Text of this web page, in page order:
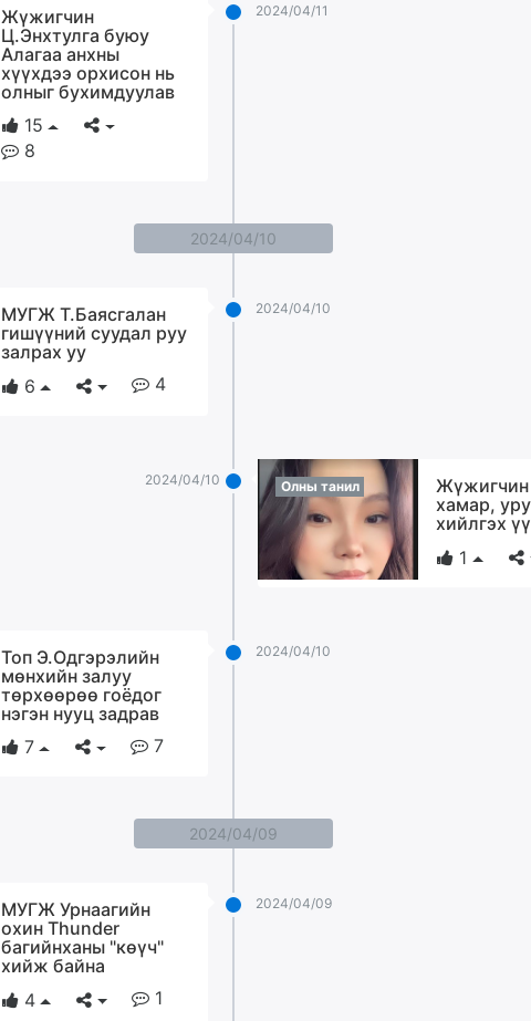
2024/04/11
Жүжигчин
Ц.Энхтулга буюу
Алагаа анхны
хүүхдээ орхисон нь
олныг бухимдуулав
15
8
2024/04/10
2024/04/10
МУГЖ Т.Баясгалан
гишүүний суудал руу
залрах уу
6
4
2024/04/10 Олны танил
хамар,
хийлгэх үү
1
2024/04/10
Топ Э.Одгэрэлийн
мөнхийн залуу
төрхөөрөө гоёдог
нэгэн нууц задрав
7
7
2024/04/09
2024/04/09
МУГЖ Урнаагийн
охин Thunder
багийнханы "көүч"
хийж байна
4
1